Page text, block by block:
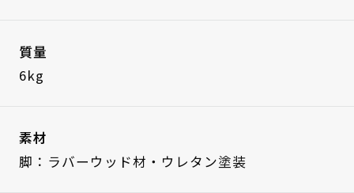
質量
6kg
素材
脚：ラバーウッド材・ウレタン塗装